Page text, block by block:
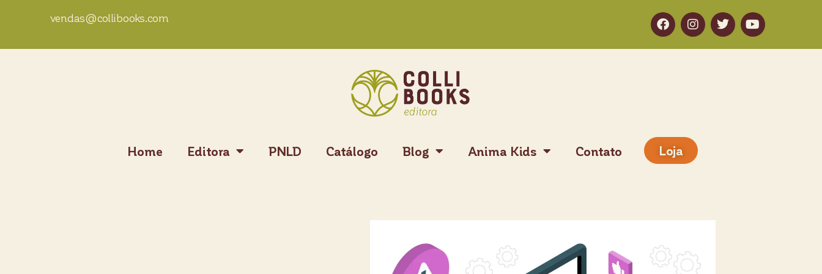
vendas@collibooks.com
Home Editora PNLD Catálogo Blog Anima Kids Contato Loja